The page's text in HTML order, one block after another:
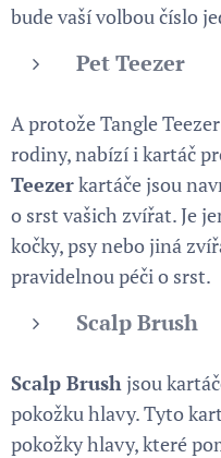
bude vaší volbou číslo
Pet Teezer
A protože Tangle
rodiny, nabízí i kartáč
Teezerkartáče jsou
o srst vašich zvířat. Je
kočky, psy nebo jiná
pravidelnou péči o srst.
Scalp Brush
Scalp Brush jsou
pokožku hlavy. Tyto
pokožky hlavy, které